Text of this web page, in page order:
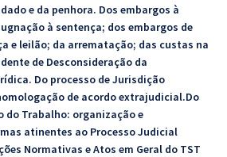
e da penhora. Dos embargos à
à sentença; dos embargos de
e leilão; da arrematação; das custas na
de Desconsideração da
Do processo de Jurisdição
de acordo extrajudicial.Do
do Trabalho: organização e
atinentes ao Processo Judicial
Normativas e Atos em Geral do TST